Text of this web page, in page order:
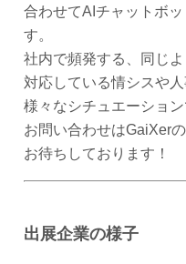
合わせてAIチャットボ
す。
社内で頻発する、同じ
対応している情シスや
様々なシチュエーショ
お問い合わせはGaiXer
お待ちしております！
出展企業の様子